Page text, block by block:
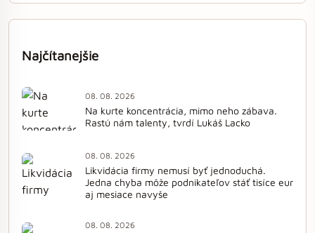
Najčítanejšie
08. 08. 2026
Na kurte koncentrácia, mimo neho zábava.
Rastú nám talenty, tvrdí Lukáš Lacko
08. 08. 2026
Likvidácia firmy nemusí byť jednoduchá.
Jedna chyba môže podnikateľov stáť tisíce eur
aj mesiace navyše
08. 08. 2026